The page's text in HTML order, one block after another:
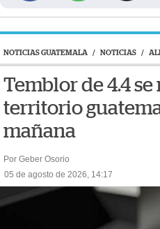
NOTICIAS GUATEMALA / NOTICIAS /
Temblor de 4.4 se
territorio
mañana
Por Geber Osorio
05 de agosto de 2026, 14:17